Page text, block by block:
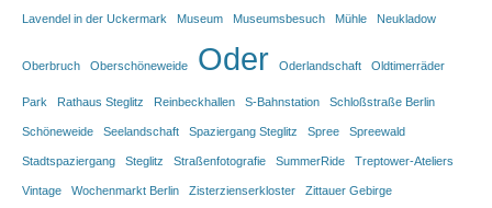
Lavendel in der Uckermark Museum Museumsbesuch Mühle Neukladow
Oberbruch Oberschöneweide Oder Oderlandschaft Oldtimerräder
Park Rathaus Steglitz Reinbeckhallen S-Bahnstation Schloßstraße Berlin
Schöneweide Seelandschaft Spaziergang Steglitz Spree Spreewald
Stadtspaziergang Steglitz Straßenfotografie SummerRide Treptower-Ateliers
Vintage Wochenmarkt Berlin Zisterzienserkloster Zittauer Gebirge